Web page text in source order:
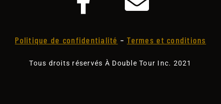
Politique de confidentialité –Termes et conditions
Tous droits réservés À Double Tour Inc. 2021